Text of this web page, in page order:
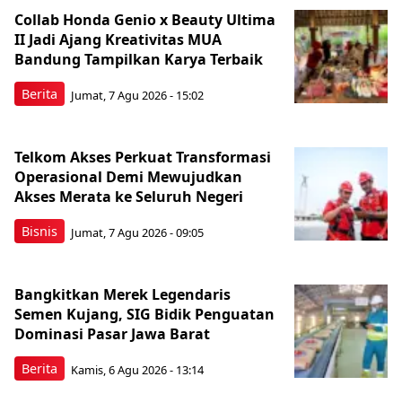
Berita
Collab Honda Genio x Beauty Ultima
II Jadi Ajang Kreativitas MUA
Bandung Tampilkan Karya Terbaik
Jumat, 7 Agu 2026 - 15:02
Bisnis
Telkom Akses Perkuat Transformasi
Operasional Demi Mewujudkan
Akses Merata ke Seluruh Negeri
Jumat, 7 Agu 2026 - 09:05
Berita
Bangkitkan Merek Legendaris
Semen Kujang, SIG Bidik Penguatan
Dominasi Pasar Jawa Barat
Kamis, 6 Agu 2026 - 13:14